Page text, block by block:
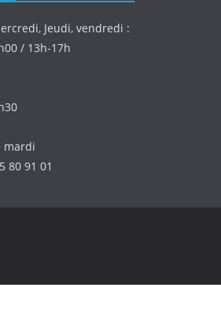
Jeudi, vendredi :
/ 13h-17h
mardi
80 91 01